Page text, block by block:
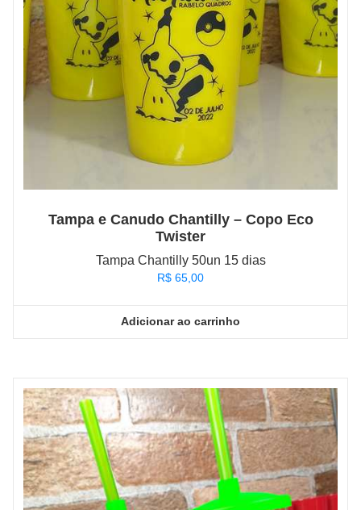
Tampa e Canudo Chantilly – Copo Eco
Twister
Tampa Chantilly 50un 15 dias
R$ 65,00
Adicionar ao carrinho